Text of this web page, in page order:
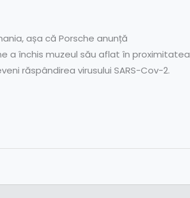
așa că Porsche anunță
a închis muzeul său aflat în proximitatea
răspândirea virusului SARS-Cov-2.